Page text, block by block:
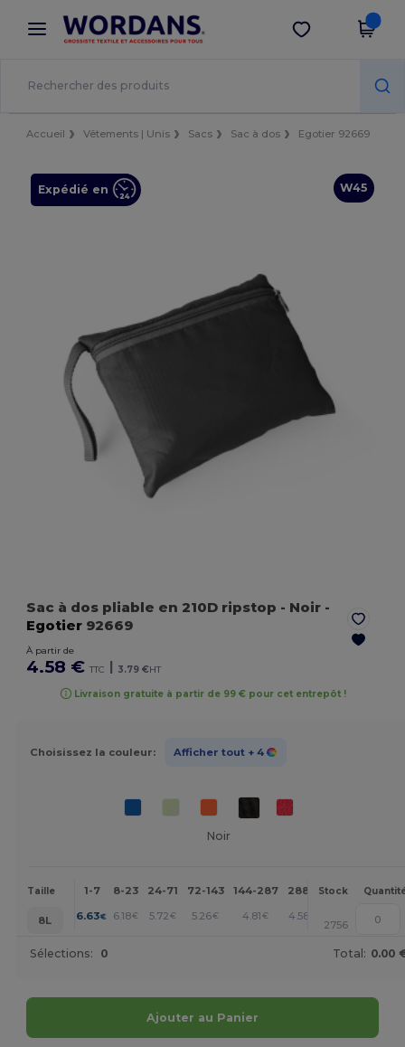
× Appli Wordans
Meilleurs prix sur l’app !
Obtenir l'appli
Accueil Vêtements | Unis Sacs Sac à dos Egotier 92669
W45
Expédié en
Sac à dos pliable en 210D ripstop - Noir -
Egotier 92669
À partir de
4.58 € TTC | 3.79 €HT
Livraison gratuite à partir de 99 € pour cet entrepôt !
Choisissez la couleur: Afficher tout + 4
Noir
Taille 1-7 8-23 24-71 72-143 144-287 288 + Plus
Stock
8L 6.63€ 6.18€ 5.72€ 5.26€ 4.81 € 4.58 +
2756
Sélections: 0 Total: 0.00
Ajouter au Panier